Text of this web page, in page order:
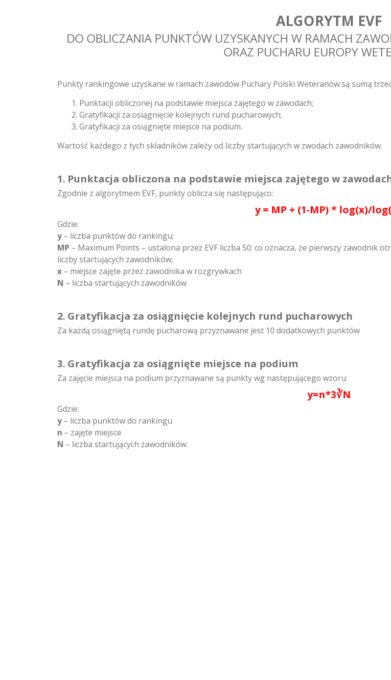
ALGORYTM EVF
DO OBLICZANIA PUNKTÓW UZYSKANYCH W RAMACH
ORAZ PUCHARU EUROPY
Punkty rankingowe uzyskane w ramach zawodów Puchary Polski Weteranów są sumą
Punktacji obliczonej na podstawie miejsca zajętego w zawodach;
Gratyfikacji za osiągnięcie kolejnych rund pucharowych;
Gratyfikacji za osiągnięte miejsce na podium.
Wartość każdego z tych składników zależy od liczby startujących w zwodach zawodników.
1. Punktacja obliczona na podstawie miejsca zajętego w
Zgodnie z algorytmem EVF, punkty oblicza się następująco:
y = MP + (1-MP) * log(x)/
Gdzie:
y– liczba punktów do rankingu;
MP – Maximum Points – ustalona przez EVF liczba 50; co oznacza, że pierwszy zawodnik
liczby startujących zawodników;
x – miejsce zajęte przez zawodnika w rozgrywkach
N – liczba startujących zawodników
2. Gratyfikacja za osiągnięcie kolejnych rund pucharowych
Za każdą osiągniętą rundę pucharową przyznawane jest 10 dodatkowych punktów
3. Gratyfikacja za osiągnięte miejsce na podium
Za zajęcie miejsca na podium przyznawane są punkty wg następującego wzoru:
y=n*3∛N
Gdzie:
y– liczba punktów do rankingu
n – zajęte miejsce
N – liczba startujących zawodników.